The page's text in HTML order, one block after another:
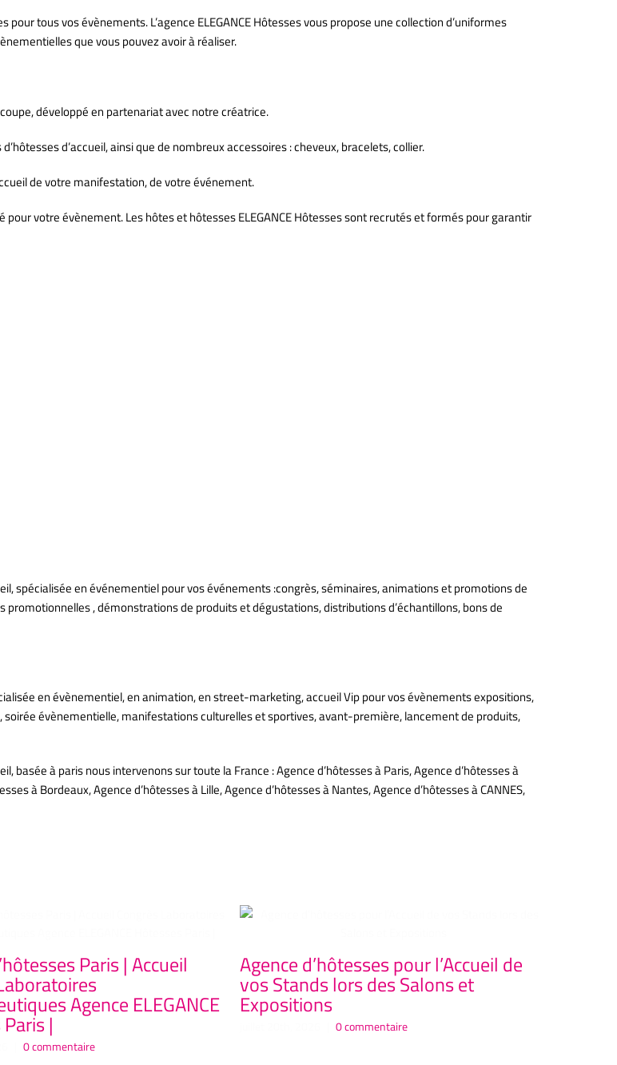
tous vos évènements. L’agence ELEGANCE Hôtesses vous propose une collection d’uniformes
que vous pouvez avoir à réaliser.
développé en partenariat avec notre créatrice.
d’accueil, ainsi que de nombreux accessoires : cheveux, bracelets, collier.
de votre manifestation, de votre événement.
votre évènement. Les hôtes et hôtesses ELEGANCE Hôtesses sont recrutés et formés pour garantir
spécialisée en événementiel pour vos événements :congrès, séminaires, animations et promotions de
, démonstrations de produits et dégustations, distributions d’échantillons, bons de
en évènementiel, en animation, en street-marketing, accueil Vip pour vos évènements expositions,
évènementielle, manifestations culturelles et sportives, avant-première, lancement de produits,
basée à paris nous intervenons sur toute la France : Agence d’hôtesses à Paris, Agence d’hôtesses à
à Bordeaux, Agence d’hôtesses à Lille, Agence d’hôtesses à Nantes, Agence d’hôtesses à CANNES,
Paris | Accueil
Agence ELEGANCE
|
0 commentaire
Agence d’hôtesses pour l’Accueil de
vos Stands lors des Salons et
Expositions
0 commentaire